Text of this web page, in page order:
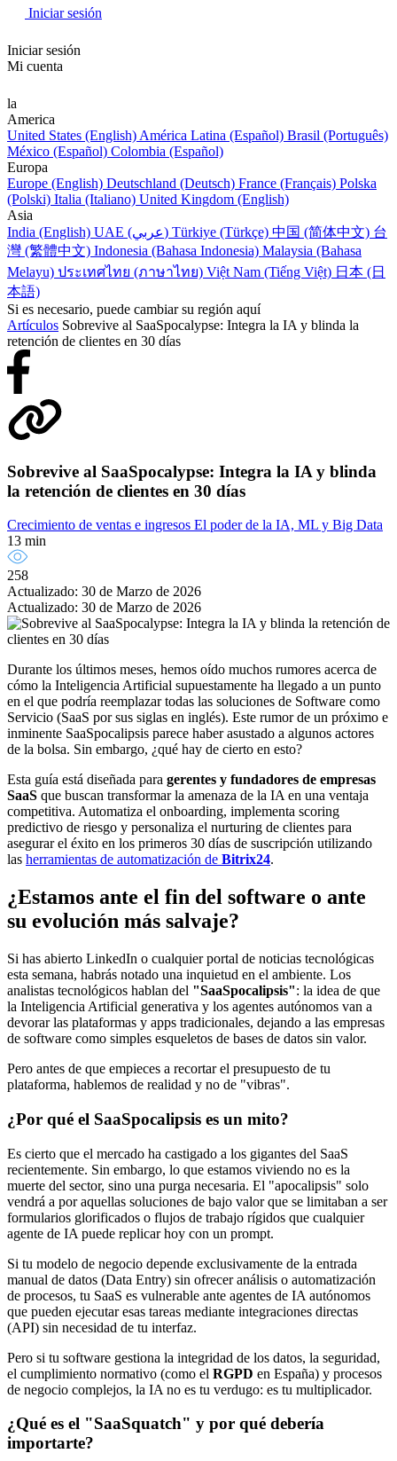
Iniciar sesión
Iniciar sesión
Mi cuenta
la
America
United States (English) América Latina (Español) Brasil (Português)
México (Español) Colombia (Español)
Europa
Europe (English) Deutschland (Deutsch) France (Français) Polska
(Polski) Italia (Italiano) United Kingdom (English)
Asia
India (English)
UAE (عربي) Türkiye (Türkçe) 中国 (简体中文) 台
灣 (繁體中文) Indonesia (Bahasa Indonesia) Malaysia (Bahasa
Melayu) ประเทศไทย (ภาษาไทย) Việt Nam (Tiếng Việt) 日本 (日
本語)
Si es necesario, puede cambiar su región aquí
Artículos Sobrevive al SaaSpocalypse: Integra la IA y blinda la
retención de clientes en 30 días
Sobrevive al SaaSpocalypse: Integra la IA y blinda
la retención de clientes en 30 días
Crecimiento de ventas e ingresos El poder de la IA, ML y Big Data
13 min
258
Actualizado: 30 de Marzo de 2026
Actualizado: 30 de Marzo de 2026
Durante los últimos meses, hemos oído muchos rumores acerca de
cómo la Inteligencia Artificial supuestamente ha llegado a un punto
en el que podría reemplazar todas las soluciones de Software como
Servicio (SaaS por sus siglas en inglés). Este rumor de un próximo e
inminente SaaSpocalipsis parece haber asustado a algunos actores
de la bolsa. Sin embargo, ¿qué hay de cierto en esto?
Esta guía está diseñada para gerentes y fundadores de empresas
SaaS que buscan transformar la amenaza de la IA en una ventaja
competitiva. Automatiza el onboarding, implementa scoring
predictivo de riesgo y personaliza el nurturing de clientes para
asegurar el éxito en los primeros 30 días de suscripción utilizando
las herramientas de automatización de Bitrix24.
¿Estamos ante el fin del software o ante
su evolución más salvaje?
Si has abierto LinkedIn o cualquier portal de noticias tecnológicas
esta semana, habrás notado una inquietud en el ambiente. Los
analistas tecnológicos hablan del "SaaSpocalipsis": la idea de que
la Inteligencia Artificial generativa y los agentes autónomos van a
devorar las plataformas y apps tradicionales, dejando a las empresas
de software como simples esqueletos de bases de datos sin valor.
Pero antes de que empieces a recortar el presupuesto de tu
plataforma, hablemos de realidad y no de "vibras".
¿Por qué el SaaSpocalipsis es un mito?
Es cierto que el mercado ha castigado a los gigantes del SaaS
recientemente. Sin embargo, lo que estamos viviendo no es la
muerte del sector, sino una purga necesaria. El "apocalipsis" solo
vendrá a por aquellas soluciones de bajo valor que se limitaban a ser
formularios glorificados o flujos de trabajo rígidos que cualquier
agente de IA puede replicar hoy con un prompt.
Si tu modelo de negocio depende exclusivamente de la entrada
manual de datos (Data Entry) sin ofrecer análisis o automatización
de procesos, tu SaaS es vulnerable ante agentes de IA autónomos
que pueden ejecutar esas tareas mediante integraciones directas
(API) sin necesidad de tu interfaz.
Pero si tu software gestiona la integridad de los datos, la seguridad,
el cumplimiento normativo (como el RGPD en España) y procesos
de negocio complejos, la IA no es tu verdugo: es tu multiplicador.
¿Qué es el "SaaSquatch" y por qué debería
importarte?